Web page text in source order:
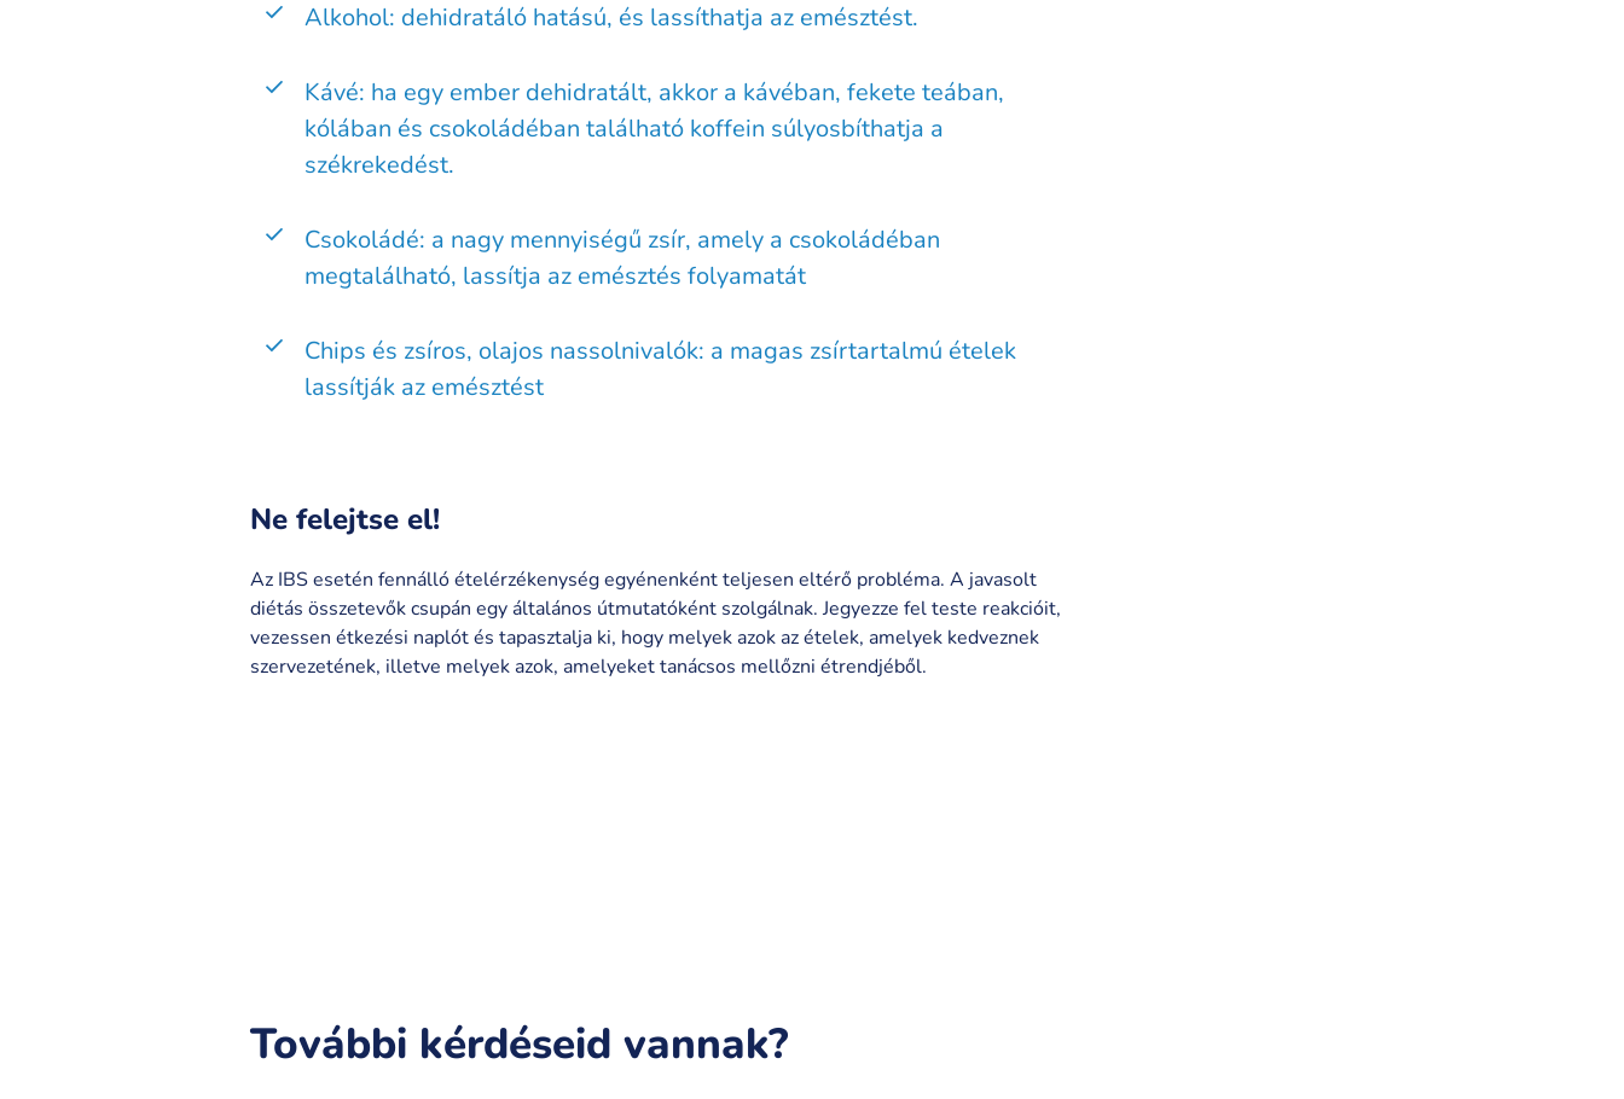
Alkohol: dehidratáló hatású, és lassíthatja az emésztést.
Kávé: ha egy ember dehidratált, akkor a kávéban, fekete teában,
kólában és csokoládéban található koffein súlyosbíthatja a
székrekedést.
Csokoládé: a nagy mennyiségű zsír, amely a csokoládéban
megtalálható, lassítja az emésztés folyamatát
Chips és zsíros, olajos nassolnivalók: a magas zsírtartalmú ételek
lassítják az emésztést
Ne felejtse el!
Az IBS esetén fennálló ételérzékenység egyénenként teljesen eltérő probléma. A javasolt
diétás összetevők csupán egy általános útmutatóként szolgálnak. Jegyezze fel teste reakcióit,
vezessen étkezési naplót és tapasztalja ki, hogy melyek azok az ételek, amelyek kedveznek
szervezetének, illetve melyek azok, amelyeket tanácsos mellőzni étrendjéből.
További kérdéseid vannak?